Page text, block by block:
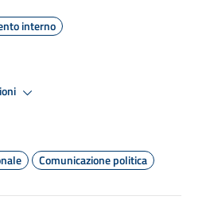
interno
Comunicazione politica